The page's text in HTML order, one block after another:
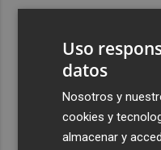
Uso
datos
Nosotros y
cookies y
almacenar y